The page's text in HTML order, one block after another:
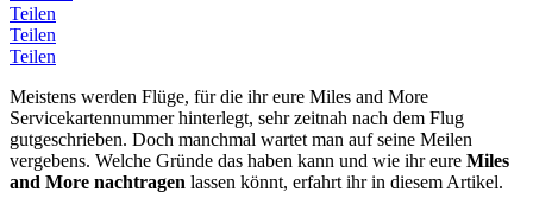
Teilen
Teilen
Teilen
Meistens werden Flüge, für die ihr eure Miles and More
Servicekartennummer hinterlegt, sehr zeitnah nach dem Flug
gutgeschrieben. Doch manchmal wartet man auf seine Meilen
vergebens. Welche Gründe das haben kann und wie ihr eure Miles
and More nachtragen lassen könnt, erfahrt ihr in diesem Artikel.